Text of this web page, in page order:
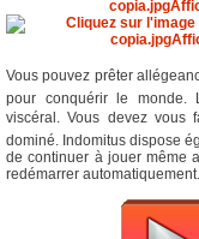
Vous pouvez prêter
pour conquérir le monde.
viscéral. Vous devez vous
dominé. Indomitus dispose
de continuer à jouer même
redémarrer automatiquement.